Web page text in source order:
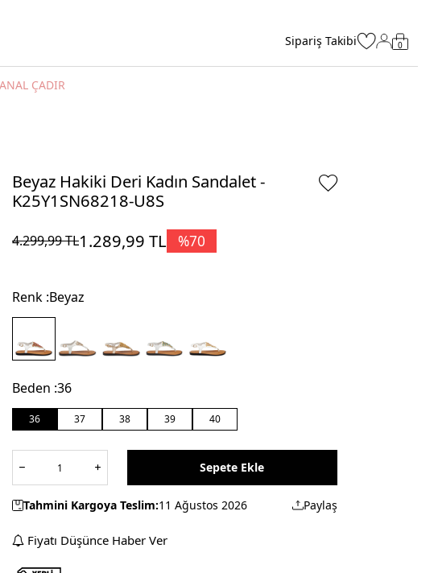
Sipariş Takibi 0
ÇADIR
Beyaz Hakiki Deri Kadın Sandalet -
K25Y1SN68218-U8S
4.299,99TL1.289,99 TL %70
Renk :Beyaz
Beden :36
36 37 38 39 40
Sepete Ekle
Tahmini Kargoya Teslim:11 Ağustos 2026 Paylaş
Fiyatı Düşünce Haber Ver